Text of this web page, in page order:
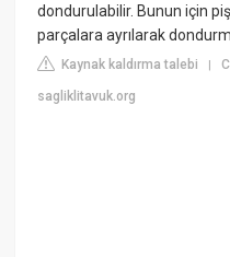
dondurulabilir. Bunun için
parçalara ayrılarak
Kaynak kaldırma talebi |
sagliklitavuk.org